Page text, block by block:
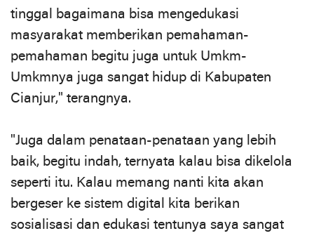
tinggal bagaimana bisa mengedukasi
masyarakat memberikan pemahaman-
pemahaman begitu juga untuk Umkm-
Umkmnya juga sangat hidup di Kabupaten
Cianjur," terangnya.
"Juga dalam penataan-penataan yang lebih
baik, begitu indah, ternyata kalau bisa dikelola
seperti itu. Kalau memang nanti kita akan
bergeser ke sistem digital kita berikan
sosialisasi dan edukasi tentunya saya sangat